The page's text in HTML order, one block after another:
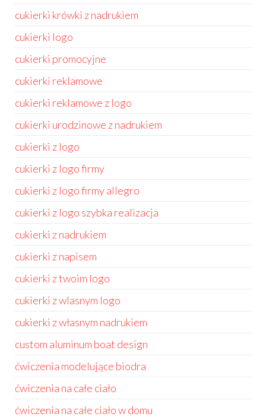
cukierki krówki z nadrukiem
cukierki logo
cukierki promocyjne
cukierki reklamowe
cukierki reklamowe z logo
cukierki urodzinowe z nadrukiem
cukierki z logo
cukierki z logo firmy
cukierki z logo firmy allegro
cukierki z logo szybka realizacja
cukierki z nadrukiem
cukierki z napisem
cukierki z twoim logo
cukierki z wlasnym logo
cukierki z własnym nadrukiem
custom aluminum boat design
ćwiczenia modelujące biodra
ćwiczenia na całe ciało
ćwiczenia na całe ciało w domu